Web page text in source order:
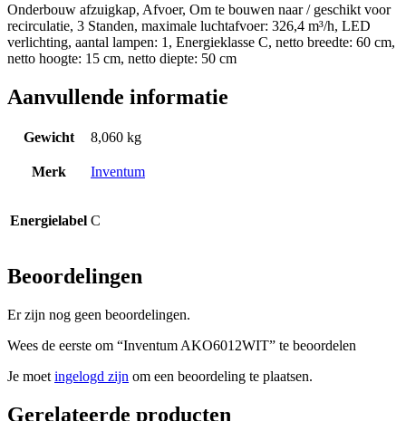
Onderbouw afzuigkap, Afvoer, Om te bouwen naar / geschikt voor
recirculatie, 3 Standen, maximale luchtafvoer: 326,4 m³/h, LED
verlichting, aantal lampen: 1, Energieklasse C, netto breedte: 60 cm,
netto hoogte: 15 cm, netto diepte: 50 cm
Aanvullende informatie
Gewicht 8,060 kg
Merk Inventum
Energielabel C
Beoordelingen
Er zijn nog geen beoordelingen.
Wees de eerste om “Inventum AKO6012WIT” te beoordelen
Je moet ingelogd zijn om een beoordeling te plaatsen.
Gerelateerde producten